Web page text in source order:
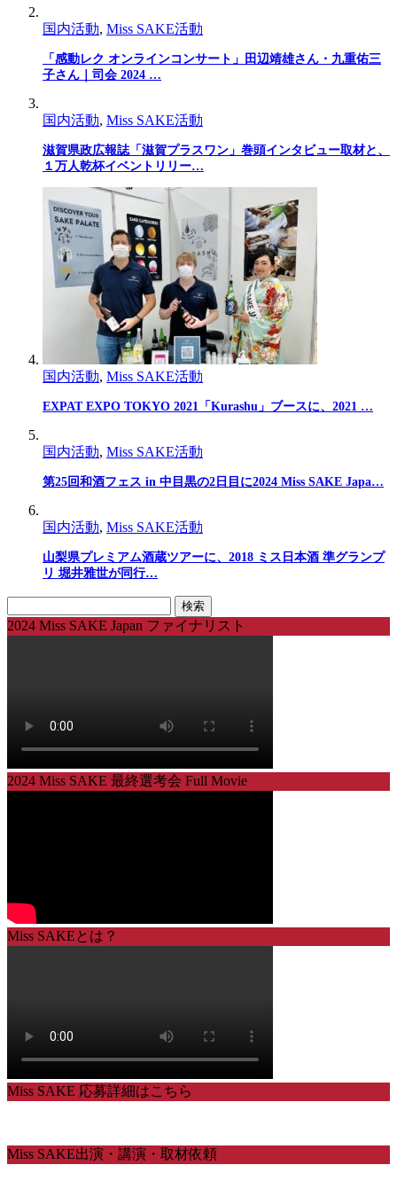
国内活動, Miss SAKE活動
「感動レク オンラインコンサート」田辺靖雄さん・九重佑三
子さん｜司会 2024 …
国内活動, Miss SAKE活動
滋賀県政広報誌「滋賀プラスワン」巻頭インタビュー取材と、
１万人乾杯イベントリリー…
国内活動, Miss SAKE活動
EXPAT EXPO TOKYO 2021「Kurashu」ブースに、2021 …
国内活動, Miss SAKE活動
第25回和酒フェス in 中目黒の2日目に2024 Miss SAKE Japa…
国内活動, Miss SAKE活動
山梨県プレミアム酒蔵ツアーに、2018 ミス日本酒 準グランプ
リ 堀井雅世が同行…
索:
2024 Miss SAKE Japan ファイナリスト
2024 Miss SAKE 最終選考会 Full Movie
Miss SAKEとは？
Miss SAKE 応募詳細はこちら
Miss SAKE出演・講演・取材依頼